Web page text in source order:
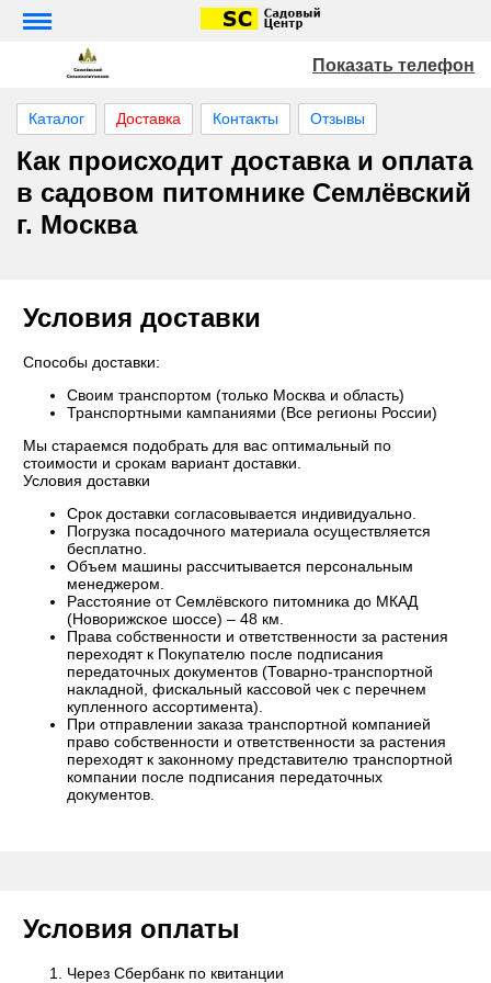
Показать телефон
Каталог Доставка Контакты Отзывы
Как происходит доставка и оплата
в садовом питомнике Семлёвский
г. Москва
Условия доставки
Способы доставки:
Своим транспортом (только Москва и область)
Транспортными кампаниями (Все регионы России)
Мы стараемся подобрать для вас оптимальный по
стоимости и срокам вариант доставки.
Условия доставки
Срок доставки согласовывается индивидуально.
Погрузка посадочного материала осуществляется
бесплатно.
Объем машины рассчитывается персональным
менеджером.
Расстояние от Семлёвского питомника до МКАД
(Новорижское шоссе) – 48 км.
Права собственности и ответственности за растения
переходят к Покупателю после подписания
передаточных документов (Товарно-транспортной
накладной, фискальный кассовой чек с перечнем
купленного ассортимента).
При отправлении заказа транспортной компанией
право собственности и ответственности за растения
переходят к законному представителю транспортной
компании после подписания передаточных
документов.
Условия оплаты
Через Сбербанк по квитанции